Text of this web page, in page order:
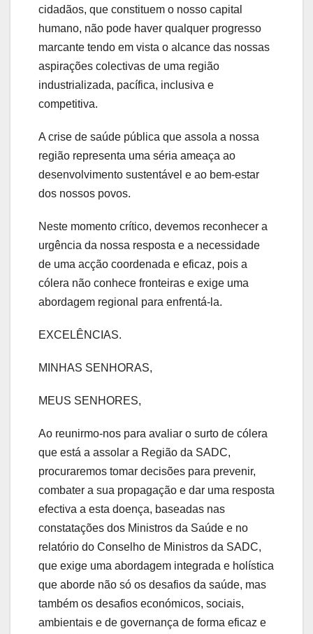
cidadãos, que constituem o nosso capital
humano, não pode haver qualquer progresso
marcante tendo em vista o alcance das nossas
aspirações colectivas de uma região
industrializada, pacífica, inclusiva e
competitiva.
A crise de saúde pública que assola a nossa
região representa uma séria ameaça ao
desenvolvimento sustentável e ao bem-estar
dos nossos povos.
Neste momento crítico, devemos reconhecer a
urgência da nossa resposta e a necessidade
de uma acção coordenada e eficaz, pois a
cólera não conhece fronteiras e exige uma
abordagem regional para enfrentá-la.
EXCELÊNCIAS.
MINHAS SENHORAS,
MEUS SENHORES,
Ao reunirmo-nos para avaliar o surto de cólera
que está a assolar a Região da SADC,
procuraremos tomar decisões para prevenir,
combater a sua propagação e dar uma resposta
efectiva a esta doença, baseadas nas
constatações dos Ministros da Saúde e no
relatório do Conselho de Ministros da SADC,
que exige uma abordagem integrada e holística
que aborde não só os desafios da saúde, mas
também os desafios económicos, sociais,
ambientais e de governança de forma eficaz e